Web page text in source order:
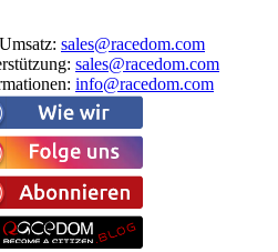
: sales@racedom.com
: sales@racedom.com
: info@racedom.com